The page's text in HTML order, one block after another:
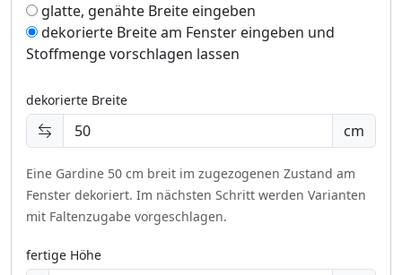
glatte, genähte Breite eingeben
dekorierte Breite am Fenster eingeben und
Stoffmenge vorschlagen lassen
dekorierte Breite
cm
Eine Gardine 50 cm breit im zugezogenen Zustand am
Fenster dekoriert. Im nächsten Schritt werden Varianten
mit Faltenzugabe vorgeschlagen.
fertige Höhe